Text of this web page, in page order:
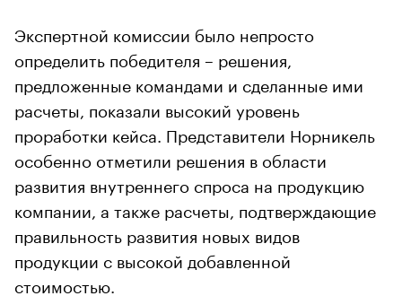
Экспертной комиссии было непросто
определить победителя – решения,
предложенные командами и сделанные ими
расчеты, показали высокий уровень
проработки кейса. Представители Норникель
особенно отметили решения в области
развития внутреннего спроса на продукцию
компании, а также расчеты, подтверждающие
правильность развития новых видов
продукции с высокой добавленной
стоимостью.